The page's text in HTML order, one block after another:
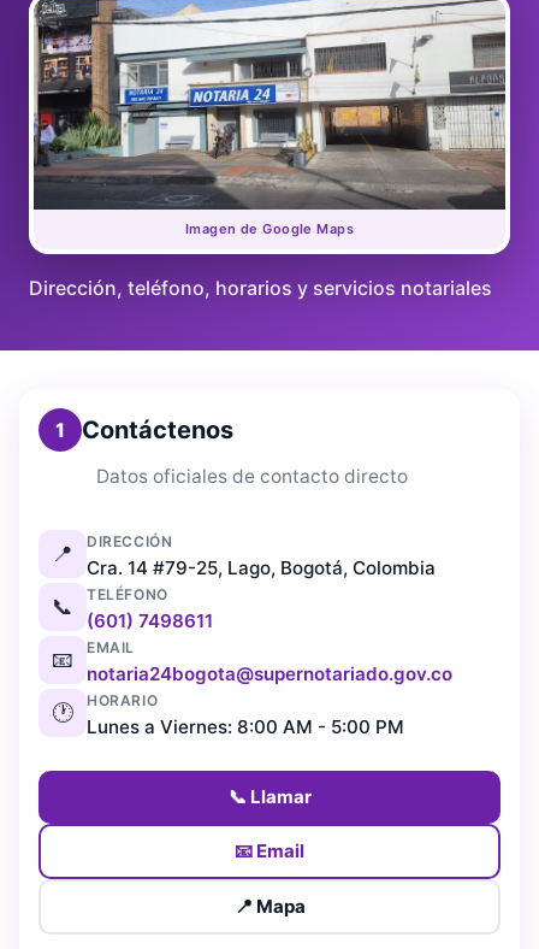
Imagen de Google Maps
Dirección, teléfono, horarios y servicios notariales
1 Contáctenos
Datos oficiales de contacto directo
📍 DIRECCIÓN
Cra. 14 #79-25, Lago, Bogotá, Colombia
📞 TELÉFONO
(601) 7498611
📧 EMAIL
notaria24bogota@supernotariado.gov.co
🕐 HORARIO
Lunes a Viernes: 8:00 AM - 5:00 PM
📞 Llamar
📧 Email
📍 Mapa